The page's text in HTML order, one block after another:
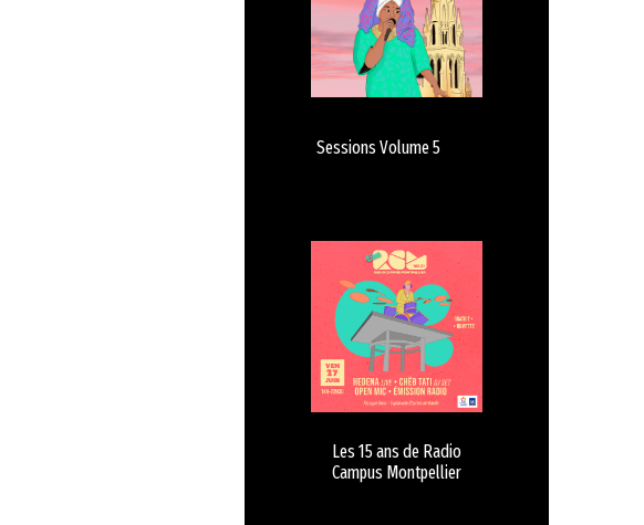
Sessions Volume 5
Les 15 ans de Radio
Campus Montpellier